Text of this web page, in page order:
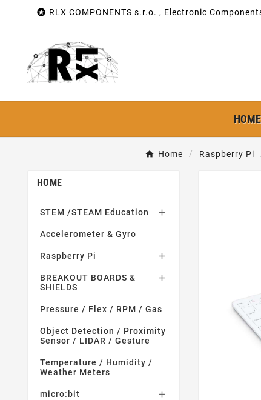
 RLX COMPONENTS s.r.o. , Electronic
HOME
Home Raspberry Pi
HOME
STEM /STEAM Education 
Accelerometer & Gyro
Raspberry Pi 
BREAKOUT BOARDS &
SHIELDS

Pressure / Flex / RPM / Gas
Object Detection / Proximity
Sensor / LIDAR / Gesture
Temperature / Humidity /
Weather Meters
micro:bit 